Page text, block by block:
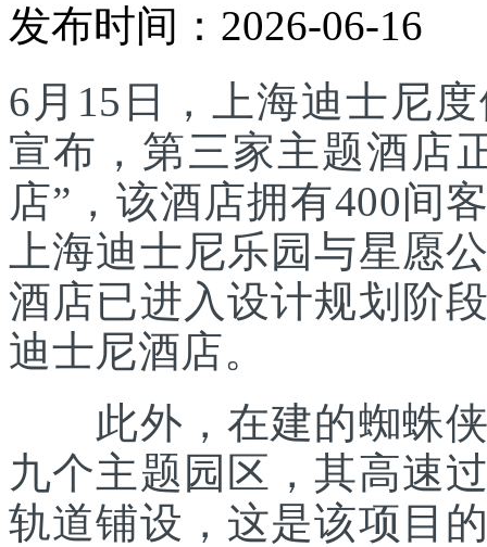
发布时间：2026-06-16
6月15日，上海迪士尼
宣布，第三家主题酒店
店”，该酒店拥有400间
上海迪士尼乐园与星愿
酒店已进入设计规划阶
迪士尼酒店。
此外，在建的蜘蛛侠
九个主题园区，其高速
轨道铺设，这是该项目